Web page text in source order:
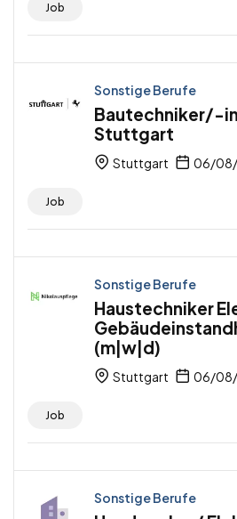
Job
Sonstige Berufe
Bautechniker/-
Stuttgart
Stuttgart 06/
Job
Sonstige Berufe
Haustechniker
(m|w|d)
Stuttgart 06/
Job
Sonstige Berufe